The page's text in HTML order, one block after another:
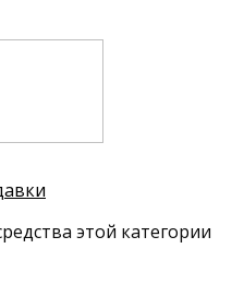
этой категории